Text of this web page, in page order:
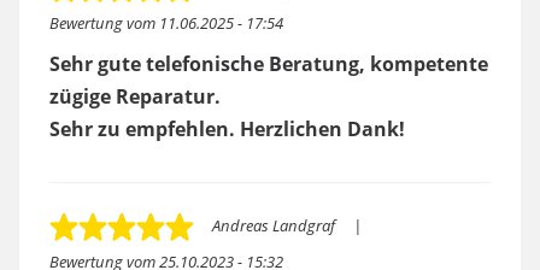
Bewertung vom 11.06.2025 - 17:54
Sehr gute telefonische Beratung, kompetente
zügige Reparatur.
Sehr zu empfehlen. Herzlichen Dank!
Bewertung vom25.10.2023 - 15:32
Andreas Landgraf